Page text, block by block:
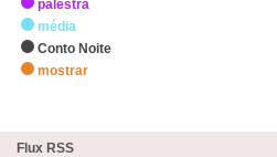
palestra
média
Conto Noite
mostrar
Flux RSS